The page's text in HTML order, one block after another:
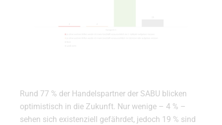
Rund 77 % der Handelspartner der SABU blicken
optimistisch in die Zukunft. Nur wenige – 4 % –
sehen sich existenziell gefährdet, jedoch 19 % sind